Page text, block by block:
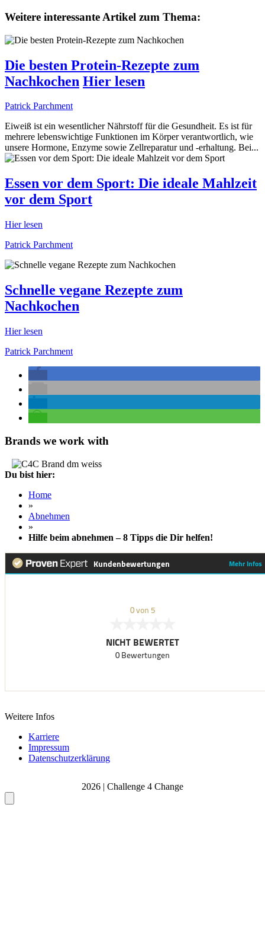
Weitere interessante Artikel zum Thema:
Die besten Protein-Rezepte zum
Nachkochen Hier lesen
Patrick Parchment
Eiweiß ist ein wesentlicher Nährstoff für die Gesundheit. Es ist für
mehrere lebenswichtige Funktionen im Körper verantwortlich, wie
unsere Hormone, Enzyme sowie Zellreparatur und -erhaltung. Bei...
Essen vor dem Sport: Die ideale Mahlzeit
vor dem Sport
Hier lesen
Patrick Parchment
Schnelle vegane Rezepte zum
Nachkochen
Hier lesen
Patrick Parchment
Brands we work with
Du bist hier:
Home
»
Abnehmen
»
Hilfe beim abnehmen – 8 Tipps die Dir helfen!
Weitere Infos
Karriere
Impressum
Datenschutzerklärung
2026 | Challenge 4 Change